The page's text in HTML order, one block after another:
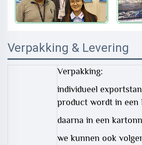
Verpakking & Levering
Verpakking:
individueel
product wordt in een
daarna in een
we kunnen ook